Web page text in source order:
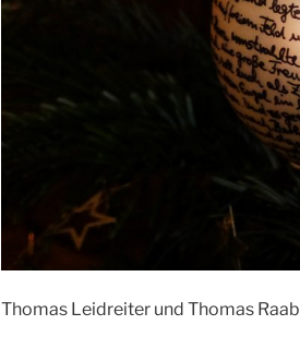
Thomas Leidreiter und Thomas Raab